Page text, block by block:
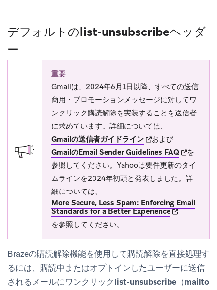
デフォルトのlist-unsubscribeヘッダ
ー
重要
Gmailは、2024年6月1日以降、すべての送信
商用・プロモーションメッセージに対してワ
ンクリック購読解除を実装することを送信者
に求めています。詳細については、
Gmailの送信者ガイドライン(opens in new tab)
および
GmailのEmail Sender Guidelines FAQ(opens in
を
参照してください。Yahooは要件更新のタイ
ムラインを2024年初頭と発表しました。詳
細については、
More Secure, Less Spam: Enforcing Email
Standards for a Better Experience(opens in
を参照してください。
Brazeの購読解除機能を使用して購読解除を直接処理す
るには、 購読中またはオプトインしたユーザーに送信
されるメールにワンクリックlist-unsubscribe（mailto